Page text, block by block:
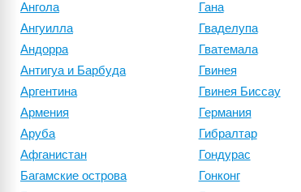
Ангола
Ангуилла
Андорра
Антигуа и Барбуда
Аргентина
Армения
Аруба
Афганистан
Багамские острова
Гана
Гваделупа
Гватемала
Гвинея
Гвинея Биссау
Германия
Гибралтар
Гондурас
Гонконг